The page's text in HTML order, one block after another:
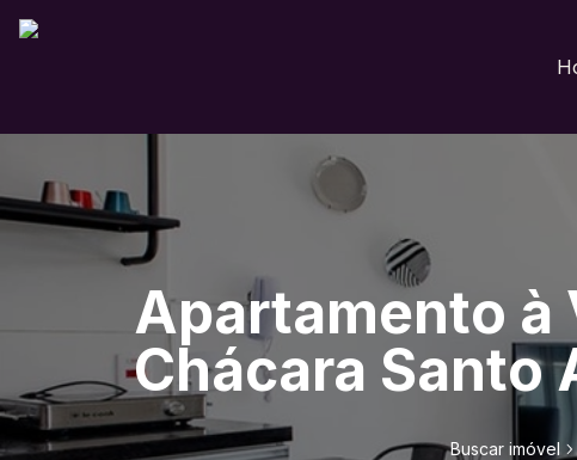
Apartamento à
Chácara Santo
Buscar imóvel